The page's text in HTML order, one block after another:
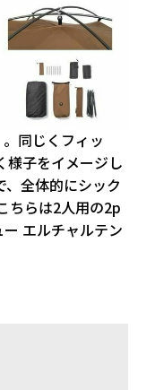
同じくフィッ
様子をイメージし
、全体的にシック
ちらは2人用の2p
エルチャルテン